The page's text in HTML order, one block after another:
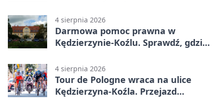
4 sierpnia 2026
Darmowa pomoc prawna w
Kędzierzynie-Koźlu. Sprawdź, gdzie
4 sierpnia 2026
Tour de Pologne wraca na ulice
Kędzierzyna-Koźla. Przejazd